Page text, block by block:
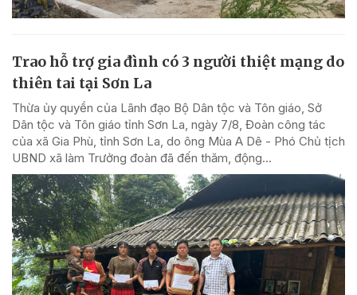
Trao hỗ trợ gia đình có 3 người thiệt mạng do
thiên tai tại Sơn La
Thừa ủy quyền của Lãnh đạo Bộ Dân tộc và Tôn giáo, Sở
Dân tộc và Tôn giáo tỉnh Sơn La, ngày 7/8, Đoàn công tác
của xã Gia Phù, tỉnh Sơn La, do ông Mùa A Dê - Phó Chủ tịch
UBND xã làm Trưởng đoàn đã đến thăm, động...